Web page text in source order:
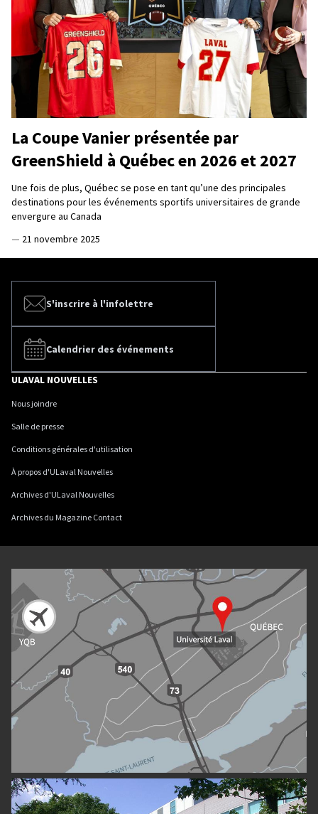
La Coupe Vanier présentée par
GreenShield à Québec en 2026 et 2027
Une fois de plus, Québec se pose en tant qu’une des principales
destinations pour les événements sportifs universitaires de grande
envergure au Canada
— 21 novembre 2025
S'inscrire à l'infolettre
Calendrier des événements
ULAVAL NOUVELLES
Nous joindre
Salle de presse
Conditions générales d'utilisation
À propos d'ULaval Nouvelles
Archives d'ULaval Nouvelles
Archives du Magazine Contact